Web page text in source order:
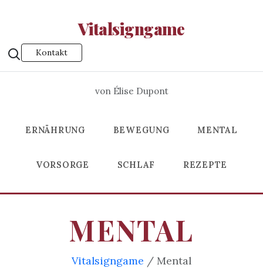
Vitalsigngame
Kontakt
von Élise Dupont
ERNÄHRUNG BEWEGUNG MENTAL
VORSORGE SCHLAF REZEPTE
MENTAL
Vitalsigngame / Mental